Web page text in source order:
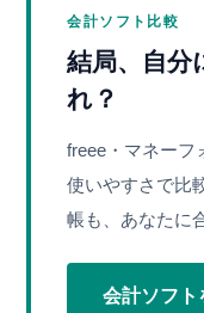
会計ソフト比較
結局、自分
れ？
freee・マネーフ
使いやすさで比
帳も、あなたに
会計ソフ